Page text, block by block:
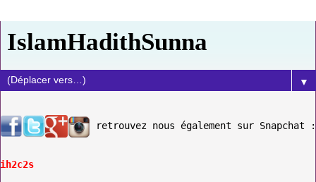
IslamHadithSunna
▼
retrouvez nous également sur Snapchat :
ih2c2s